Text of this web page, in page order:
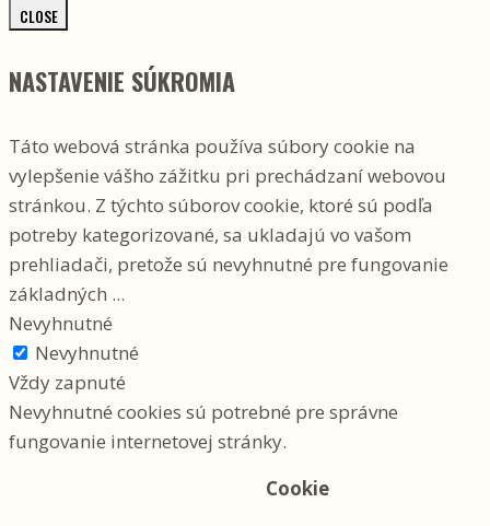
CLOSE
NASTAVENIE SÚKROMIA
Táto webová stránka používa súbory cookie na
vylepšenie vášho zážitku pri prechádzaní webovou
stránkou. Z týchto súborov cookie, ktoré sú podľa
potreby kategorizované, sa ukladajú vo vašom
prehliadači, pretože sú nevyhnutné pre fungovanie
základných ...
Nevyhnutné
Nevyhnutné
Vždy zapnuté
Nevyhnutné cookies sú potrebné pre správne
fungovanie internetovej stránky.
Cookie